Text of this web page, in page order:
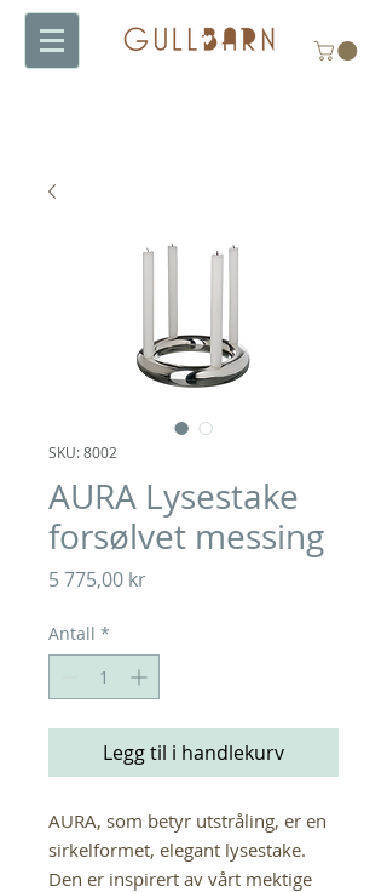
SKU: 8002
AURA Lysestake
forsølvet messing
5 775,00 krPris
Antall *
Legg til i handlekurv
AURA, som betyr utstråling, er en
sirkelformet, elegant lysestake.
Den er inspirert av vårt mektige